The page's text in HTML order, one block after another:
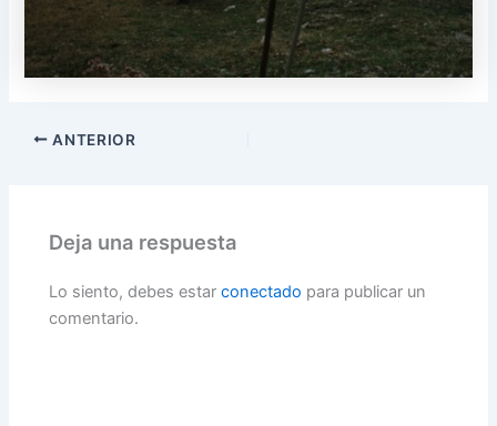
ANTERIOR
Deja una respuesta
Lo siento, debes estarconectado para publicar un
comentario.